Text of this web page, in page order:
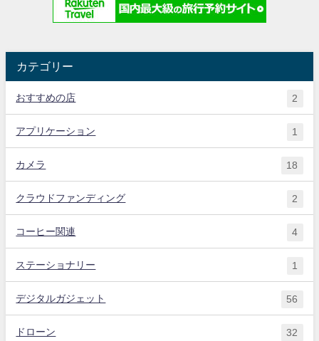
カテゴリー
おすすめの店 2
アプリケーション 1
カメラ 18
クラウドファンディング 2
コーヒー関連 4
ステーショナリー 1
デジタルガジェット 56
ドローン 32